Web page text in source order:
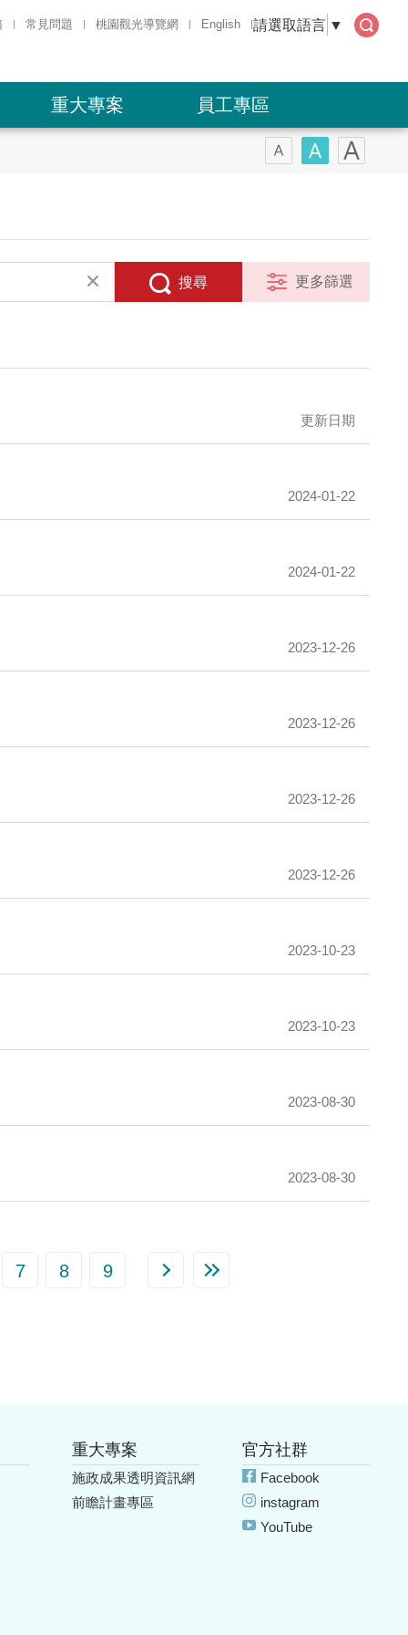
常見問題 桃園觀光導覽網 English 請選取語言 ▼
重大專案 員工專區
搜尋 更多篩選
更新日期
2024-01-22
2024-01-22
2023-12-26
2023-12-26
2023-12-26
2023-12-26
2023-10-23
2023-10-23
2023-08-30
2023-08-30
7 8 9
重大專案
施政成果透明資訊網
前瞻計畫專區
官方社群
Facebook
instagram
YouTube